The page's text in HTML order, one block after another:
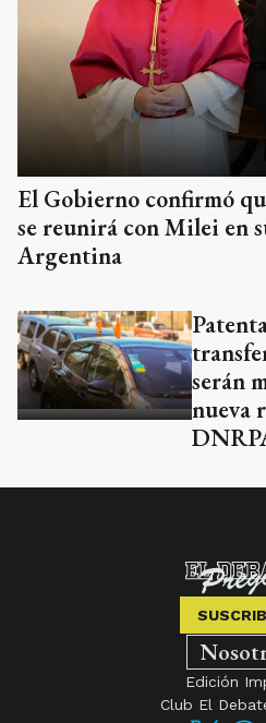
El Gobierno confirmó
se reunirá con Milei en
Argentina
serán
nueva
Edición
Club El